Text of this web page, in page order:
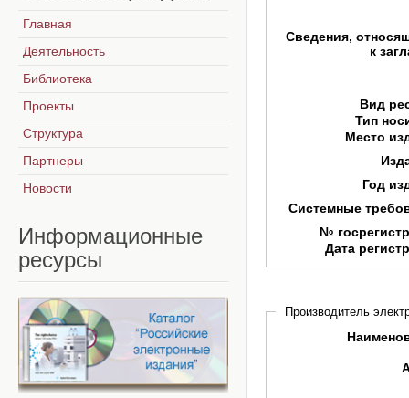
Сведения,
к
Вид
Тип
Место
Год
Системные
№
Дата
Производитель
Главная
Деятельность
Библиотека
Проекты
Структура
Партнеры
Новости
Информационные
ресурсы